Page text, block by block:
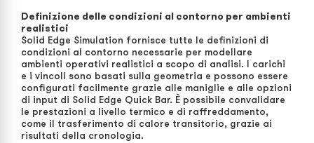
Definizione delle condizioni al contorno per ambienti
realistici
Solid Edge Simulation fornisce tutte le definizioni di
condizioni al contorno necessarie per modellare
ambienti operativi realistici a scopo di analisi. I carichi
e i vincoli sono basati sulla geometria e possono essere
configurati facilmente grazie alle maniglie e alle opzioni
di input di Solid Edge Quick Bar. È possibile convalidare
le prestazioni a livello termico e di raffreddamento,
come il trasferimento di calore transitorio, grazie ai
risultati della cronologia.